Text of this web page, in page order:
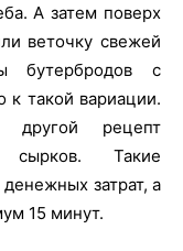
А затем поверх
веточку свежей
бутербродов с
к такой вариации.
рецепт
сырков. Такие
затрат, а
15 минут.